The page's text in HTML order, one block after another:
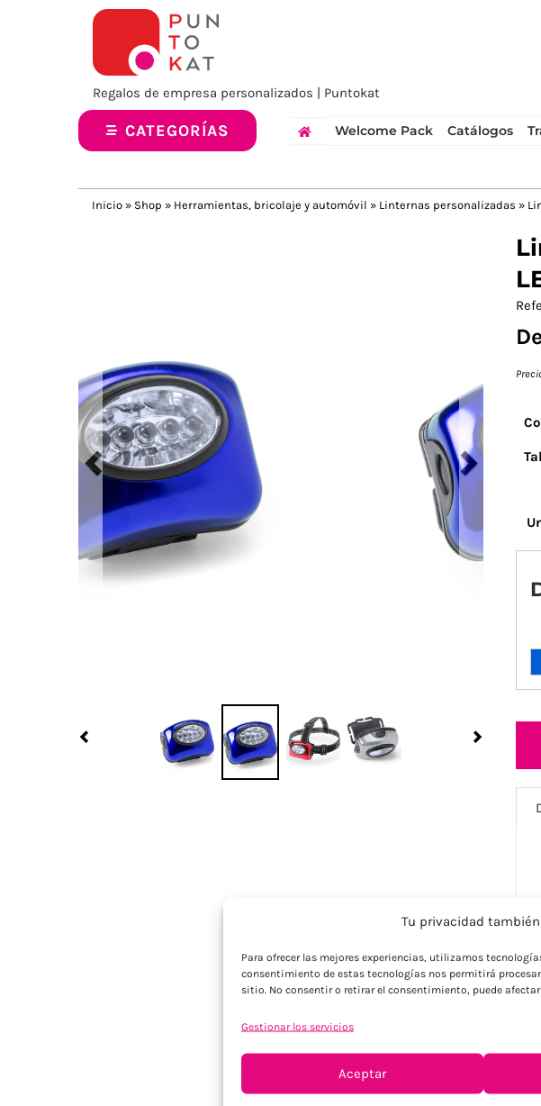
Tu privacidad
Para ofrecer las mejores experiencias, utilizamos
consentimiento de estas tecnologías nos permitirá
sitio. No consentir o retirar el consentimiento, puede
Gestionar los servicios
Aceptar
Regalos de empresa personalizados | Puntokat
CATEGORÍAS Welcome Pack Catálogos
Inicio » Shop » Herramientas, bricolaje y automóvil » Linternas personalizadas »